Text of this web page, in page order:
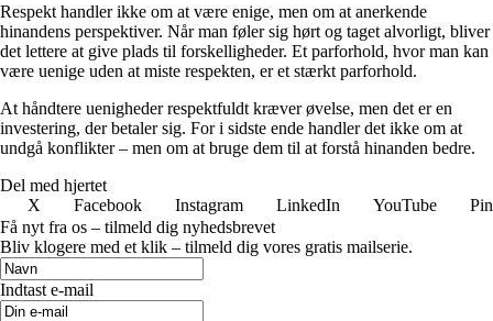
Respekt handler ikke om at være enige, men om at anerkende
hinandens perspektiver. Når man føler sig hørt og taget alvorligt, bliver
det lettere at give plads til forskelligheder. Et parforhold, hvor man kan
være uenige uden at miste respekten, er et stærkt parforhold.
At håndtere uenigheder respektfuldt kræver øvelse, men det er en
investering, der betaler sig. For i sidste ende handler det ikke om at
undgå konflikter – men om at bruge dem til at forstå hinanden bedre.
Del med hjertet
X
Facebook Instagram LinkedIn YouTube
Få nyt fra os – tilmeld dig nyhedsbrevet
Bliv klogere med et klik – tilmeld dig vores gratis mailserie.
Indtast e-mail